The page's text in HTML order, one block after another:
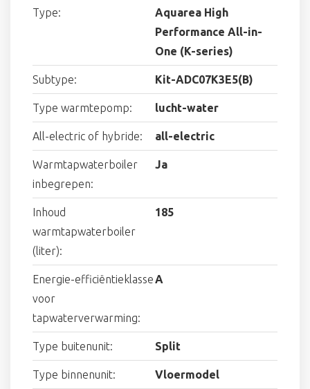
Type:
Aquarea High
Performance All-in-
One (K-series)
Subtype: Kit-ADC07K3E5(B)
Type warmtepomp: lucht-water
All-electric of hybride: all-electric
Warmtapwaterboiler
inbegrepen:
Ja
Inhoud
warmtapwaterboiler
(liter):
185
Energie-efficiëntieklasse
voor
tapwaterverwarming:
A
Type buitenunit: Split
Type binnenunit: Vloermodel